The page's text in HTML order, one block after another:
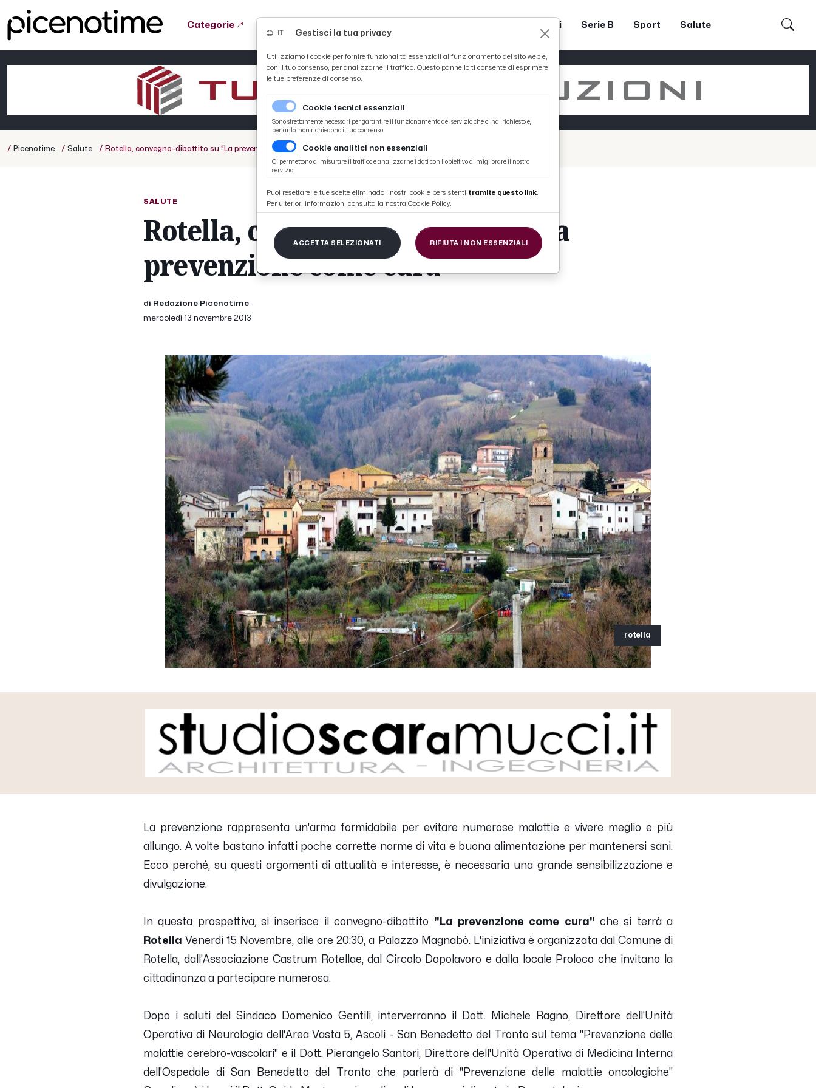
Categorie Coppa Teodori Serie B Sport Salute
/ Picenotime / Salute / Rotella, convegno-dibattito su “La prevenzione come cura”
SALUTE
Rotella, convegno-dibattito su “La
prevenzione come cura”
di Redazione Picenotime
mercoledì 13 novembre 2013
rotella
La prevenzione rappresenta un'arma formidabile per evitare numerose malattie e vivere meglio e più
allungo. A volte bastano infatti poche corrette norme di vita e buona alimentazione per mantenersi sani.
Ecco perché, su questi argomenti di attualità e interesse, è necessaria una grande sensibilizzazione e
divulgazione.
In questa prospettiva, si inserisce il convegno-dibattito "La prevenzione come cura" che si terrà a
Rotella Venerdì 15 Novembre, alle ore 20:30, a Palazzo Magnabò. L'iniziativa è organizzata dal Comune di
Rotella, dall'Associazione Castrum Rotellae, dal Circolo Dopolavoro e dalla locale Proloco che invitano la
cittadinanza a partecipare numerosa.
Dopo i saluti del Sindaco Domenico Gentili, interverranno il Dott. Michele Ragno, Direttore dell'Unità
Operativa di Neurologia dell'Area Vasta 5, Ascoli - San Benedetto del Tronto sul tema "Prevenzione delle
malattie cerebro-vascolari" e il Dott. Pierangelo Santori, Direttore dell'Unità Operativa di Medicina Interna
dell'Ospedale di San Benedetto del Tronto che parlerà di "Prevenzione delle malattie oncologiche"
Gestisci la tua privacy
Utilizziamo i cookie per fornire funzionalità essenziali al funzionamento del sito web e,
con il tuo consenso, per analizzarne il traffico. Questo pannello ti consente di esprimere
le tue preferenze di consenso.
Cookie tecnici essenziali
Sono strettamente necessari per garantire il funzionamento del servizio che ci hai richiesto e,
pertanto, non richiedono il tuo consenso.
Cookie analitici non essenziali
Ci permettono di misurare il traffico e analizzarne i dati con l'obiettivo di migliorare il nostro
servizio.
Puoi resettare le tue scelte eliminado i nostri cookie persistenti tramite questo link.
Per ulteriori informazioni consulta la nostra Cookie Policy.
ACCETTA SELEZIONATI RIFIUTA I NON ESSENZIALI